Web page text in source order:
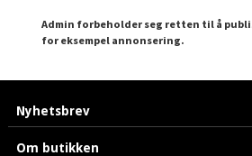
Admin forbeholder seg retten til å
for eksempel annonsering.
Nyhetsbrev
Om butikken